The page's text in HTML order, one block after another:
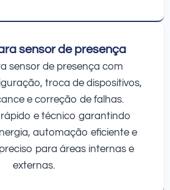
sensor de presença
sensor de presença com
troca de dispositivos,
e correção de falhas.
e técnico garantindo
automação eficiente e
para áreas internas e
externas.